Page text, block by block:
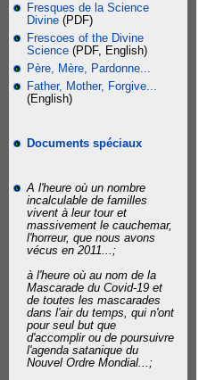
Fresques de la Science
Divine (PDF)
Frescoes of the Divine
Science (PDF, English)
Père, Mère, Pardonne...
Father, Mother, Forgive...
(English)
Documents spéciaux
A l'heure où un nombre
incalculable de familles
vivent à leur tour et
massivement le cauchemar,
l'horreur, que nous avons
vécus en 2011...;
à l'heure où au nom de la
Mascarade du Covid-19 et
de toutes les mascarades
dans l'air du temps, qui n'ont
pour seul but que
d'accomplir ou de poursuivre
l'agenda satanique du
Nouvel Ordre Mondial...;